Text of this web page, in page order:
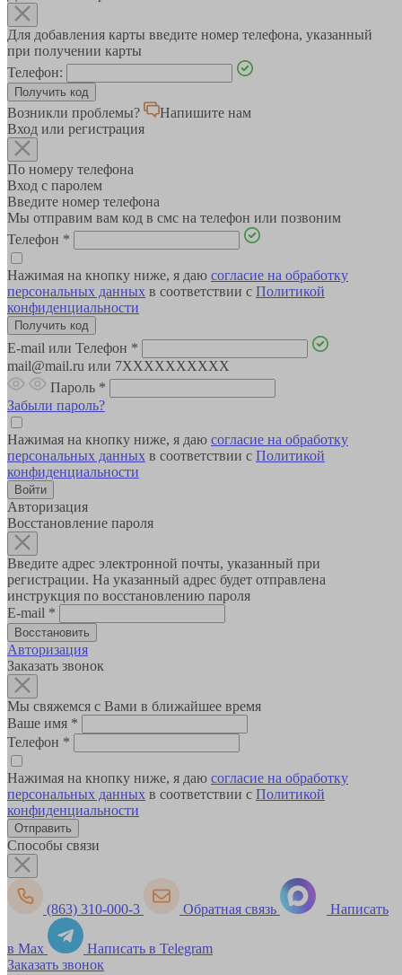
Для добавления карты введите номер телефона, указанный
при получении карты
Телефон:
Возникли проблемы?
Напишите нам
Вход или регистрация
По номеру телефона
Вход с паролем
Введите номер телефона
Мы отправим вам код в смс на телефон или позвоним
Телефон *
Нажимая на кнопку ниже, я даю согласие на обработку
персональных данных в соответствии с Политикой
конфиденциальности
E-mail или Телефон *
mail@mail.ru или 7XXXXXXXXXX
Пароль *
Забыли пароль?
Нажимая на кнопку ниже, я даю согласие на обработку
персональных данных в соответствии с Политикой
конфиденциальности
Авторизация
Восстановление пароля
Введите адрес электронной почты, указанный при
регистрации. На указанный адрес будет отправлена
инструкция по восстановлению пароля
E-mail *
Авторизация
Заказать звонок
Мы свяжемся с Вами в ближайшее время
Ваше имя *
Телефон *
Нажимая на кнопку ниже, я даю согласие на обработку
персональных данных в соответствии с Политикой
конфиденциальности
Способы связи
(863) 310-000-3 Обратная связь Написать
в Max
Написать в Telegram
Заказать звонок